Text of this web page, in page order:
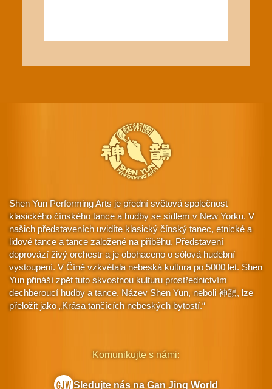
Shen Yun Performing Arts je přední světová společnost
klasického čínského tance a hudby se sídlem v New Yorku. V
našich představeních uvidíte klasický čínský tanec, etnické a
lidové tance a tance založené na příběhu. Představení
doprovází živý orchestr a je obohaceno o sólová hudební
vystoupení. V Číně vzkvétala nebeská kultura po 5000 let. Shen
Yun přináší zpět tuto skvostnou kulturu prostřednictvím
dechberoucí hudby a tance. Název Shen Yun, neboli 神韻, lze
přeložit jako „Krása tančících nebeských bytostí.“
Komunikujte s námi:
Sledujte nás na Gan Jing World